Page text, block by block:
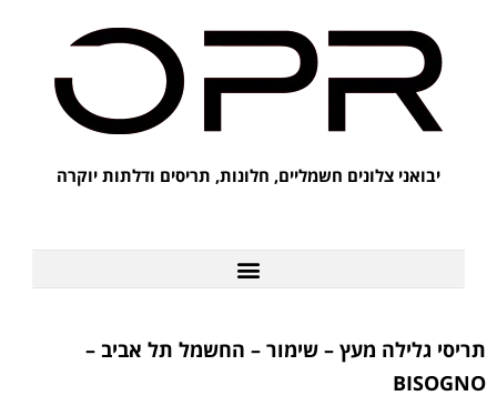
יבואני צלונים חשמליים, חלונות, תריסים ודלתות יוקרה
תריסי גלילה מעץ – שימור – החשמל תל אביב –
BISOGNO